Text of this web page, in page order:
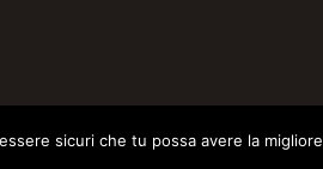
sicuri che tu possa avere la